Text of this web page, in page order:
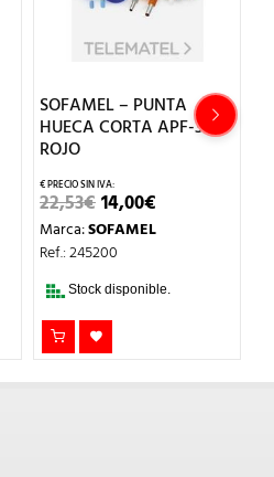
SOFAMEL – PUNTA
HUECA CORTA APF-35,0
ROJO
22,53€EL
PRECIO
ORIGINAL
ERA:
14,00€
ACTUAL
Marca:SOFAMEL
Ref.: 245200
Stock disponible.